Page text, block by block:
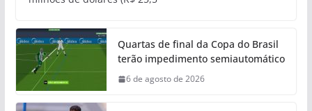
Quartas de final da Copa do Brasil
terão impedimento semiautomático
6 de agosto de 2026